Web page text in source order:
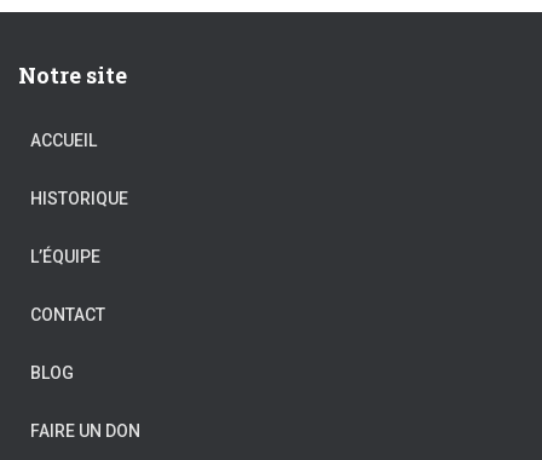
Notre site
ACCUEIL
HISTORIQUE
L’ÉQUIPE
CONTACT
BLOG
FAIRE UN DON